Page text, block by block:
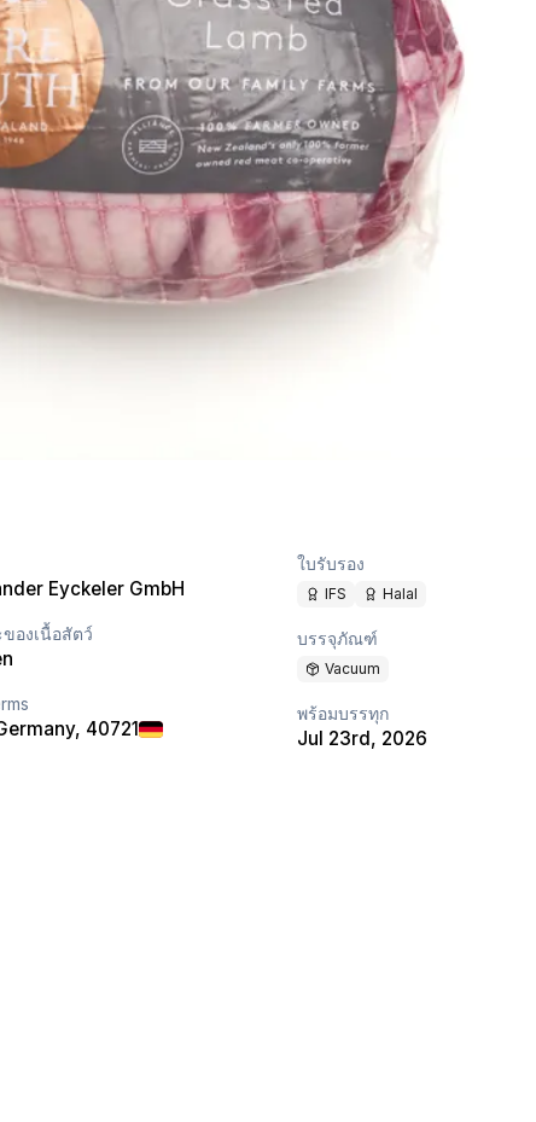
Eyckeler GmbH
องเนื้อสัตว์
, 40721
ใบรับรอง
IFS Halal
บรรจุภัณฑ์
Vacuum
พร้อมบรรทุก
Jul 23rd, 2026